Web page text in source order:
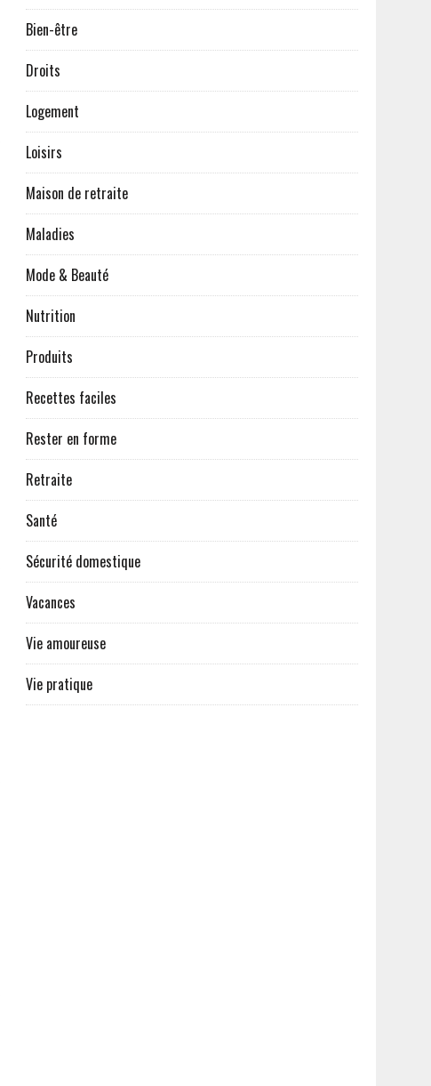
Bien-être
Droits
Logement
Loisirs
Maison de retraite
Maladies
Mode & Beauté
Nutrition
Produits
Recettes faciles
Rester en forme
Retraite
Santé
Sécurité domestique
Vacances
Vie amoureuse
Vie pratique